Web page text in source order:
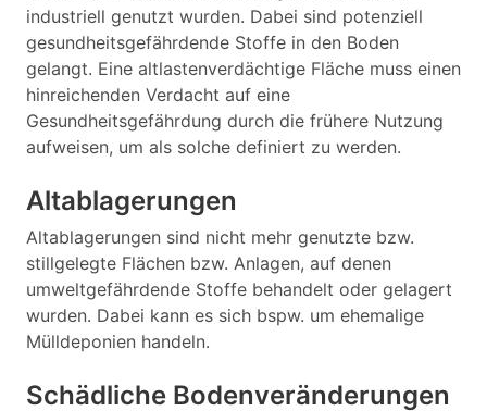
industriell genutzt wurden. Dabei sind potenziell
gesundheitsgefährdende Stoffe in den Boden
gelangt. Eine altlastenverdächtige Fläche muss einen
hinreichenden Verdacht auf eine
Gesundheitsgefährdung durch die frühere Nutzung
aufweisen, um als solche definiert zu werden.
Altablagerungen
Altablagerungen sind nicht mehr genutzte bzw.
stillgelegte Flächen bzw. Anlagen, auf denen
umweltgefährdende Stoffe behandelt oder gelagert
wurden. Dabei kann es sich bspw. um ehemalige
Mülldeponien handeln.
Schädliche Bodenveränderungen